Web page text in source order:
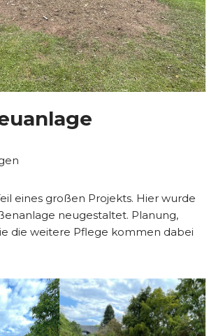
eines großen Projekts. Hier wurde
neugestaltet. Planung,
die weitere Pflege kommen dabei